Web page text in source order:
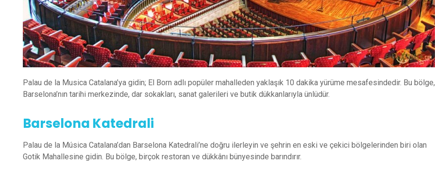
Palau de la Musica Catalana’ya gidin; El Born adlı popüler mahalleden yaklaşık 10 dakika yürüme mesafesindedir. Bu bölge,
Barselona’nın tarihi merkezinde, dar sokakları, sanat galerileri ve butik dükkanlarıyla ünlüdür.
Barselona Katedrali
Palau de la Música Catalana’dan Barselona Katedrali’ne doğru ilerleyin ve şehrin en eski ve çekici bölgelerinden biri olan
Gotik Mahallesine gidin. Bu bölge, birçok restoran ve dükkânı bünyesinde barındırır.